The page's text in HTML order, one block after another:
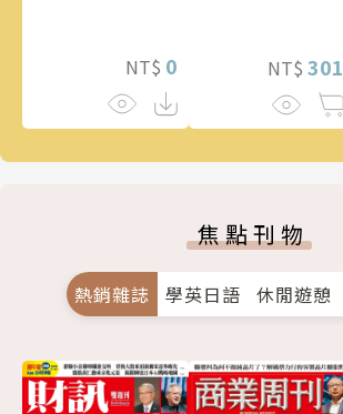
NT$ 0 NT$ 301
焦點刊物
熱銷雜誌 學英日語 休閒遊憩